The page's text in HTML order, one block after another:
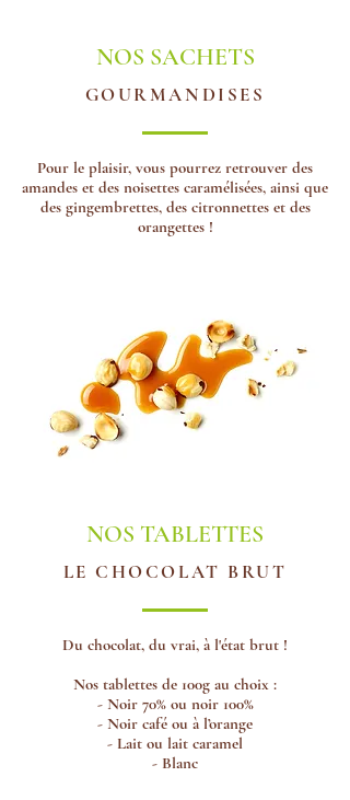
NOS SACHETS
GOURMANDISES
Pour le plaisir, vous pourrez retrouver des
amandes et des noisettes caramélisées, ainsi que
des gingembrettes, des citronnettes et des
orangettes !
NOS TABLETTES
LE CHOCOLAT BRUT
Du chocolat, du vrai, à l'état brut !
Nos tablettes de 100g au choix :
- Noir 70% ou noir 100%
- Noir café ou à l’orange
- Lait ou lait caramel
- Blanc